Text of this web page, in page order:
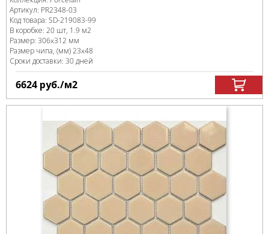
Артикул: PR2348-03
Код товара: SD-219083-99
В коробке: 20 шт, 1.9 м2
Размер: 306x312 мм
Размер чипа, (мм)23x48
Сроки доставки: 30 дней
6624 руб./м2